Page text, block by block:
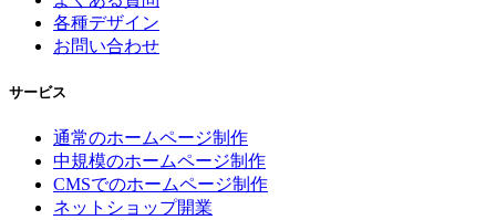
各種デザイン
お問い合わせ
サービス
通常のホームページ制作
中規模のホームページ制作
CMSでのホームページ制作
ネットショップ開業